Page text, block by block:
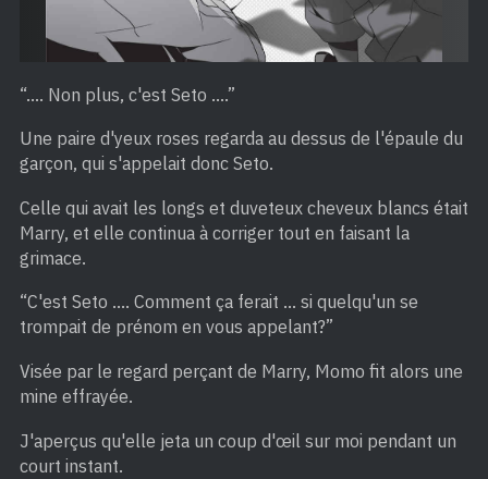
“…. Non plus, c'est Seto ….”
Une paire d'yeux roses regarda au dessus de l'épaule du
garçon, qui s'appelait donc Seto.
Celle qui avait les longs et duveteux cheveux blancs était
Marry, et elle continua à corriger tout en faisant la
grimace.
“C'est Seto …. Comment ça ferait … si quelqu'un se
trompait de prénom en vous appelant?”
Visée par le regard perçant de Marry, Momo fit alors une
mine effrayée.
J'aperçus qu'elle jeta un coup d'œil sur moi pendant un
court instant.